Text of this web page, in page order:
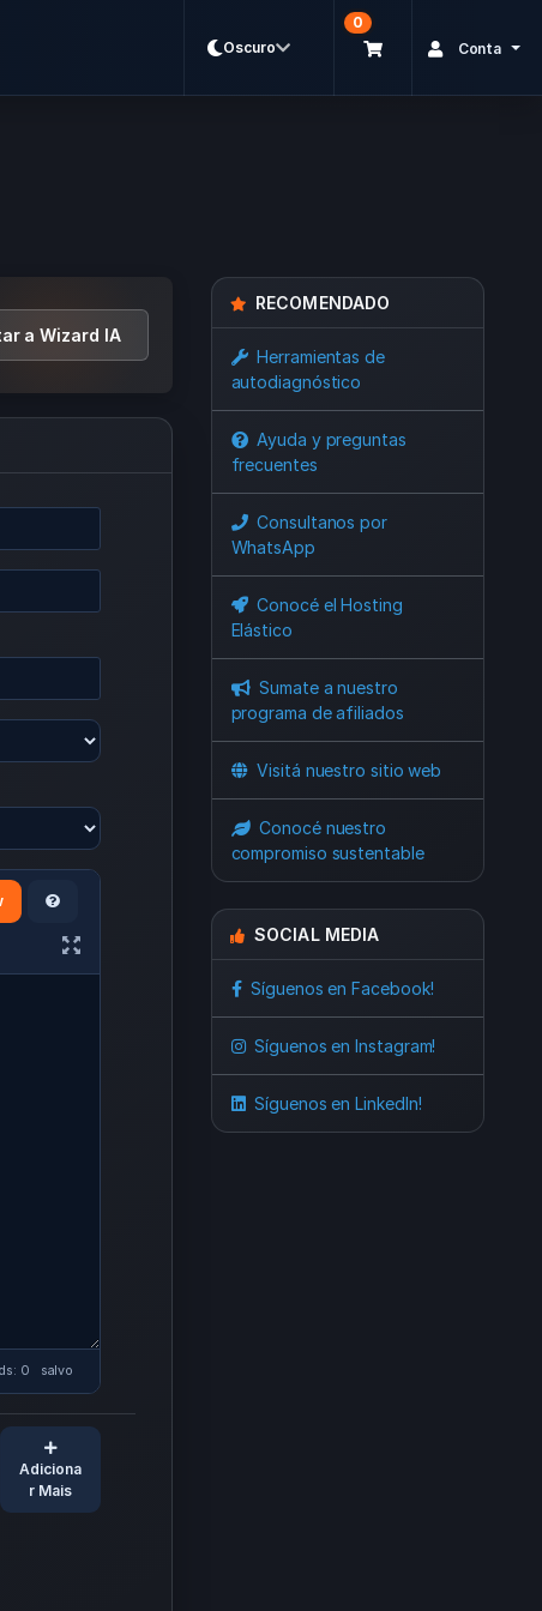
Oscuro
0
Conta
a Wizard IA
0 salvo
Adiciona
r Mais
RECOMENDADO
Herramientas de
autodiagnóstico
Ayuda y preguntas
frecuentes
Consultanos por
WhatsApp
Conocé el Hosting
Elástico
Sumate a nuestro
programa de afiliados
Visitá nuestro sitio web
Conocé nuestro
compromiso sustentable
SOCIAL MEDIA
Síguenos en Facebook!
Síguenos en Instagram!
Síguenos en LinkedIn!